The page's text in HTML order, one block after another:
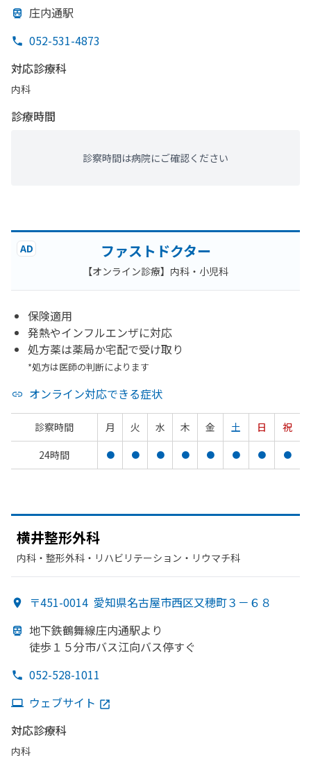
庄内通駅
052-531-4873
対応診療科
内科
診療時間
診察時間は病院にご確認ください
AD ファストドクター
【オンライン診療】内科・小児科
保険適用
発熱やインフルエンザに対応
処方薬は薬局か宅配で受け取り
*処方は医師の判断によります
オンライン対応できる症状
診察時間 月 火 水 木 金 土 日
祝
24時間
● ● ● ● ● ● ● ●
横井整形外科
内科・​整形外科・​リハビリテーション・​リウマチ科
〒451-0014 愛知県名古屋市西区又穂町３－６８
地下鉄鶴舞線庄内通駅より
徒歩１５分市バス江向バス停すぐ
052-528-1011
ウェブサイト
対応診療科
内科